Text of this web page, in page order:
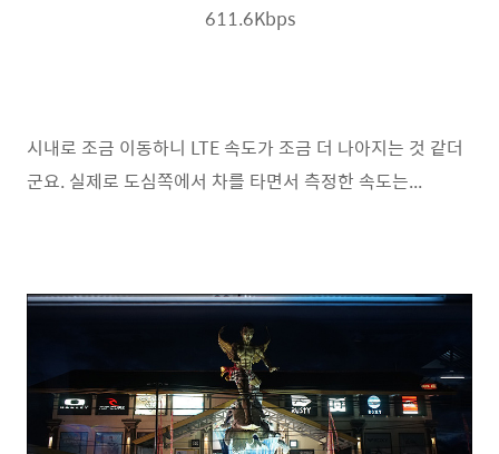
611.6Kbps
시내로 조금 이동하니 LTE 속도가 조금 더 나아지는 것 같더
군요. 실제로 도심쪽에서 차를 타면서 측정한 속도는...